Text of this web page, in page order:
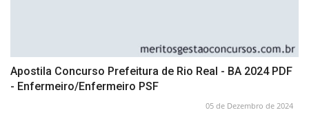
Apostila Concurso Prefeitura de Rio Real - BA 2024 PDF
- Enfermeiro/Enfermeiro PSF
05 de Dezembro de 2024